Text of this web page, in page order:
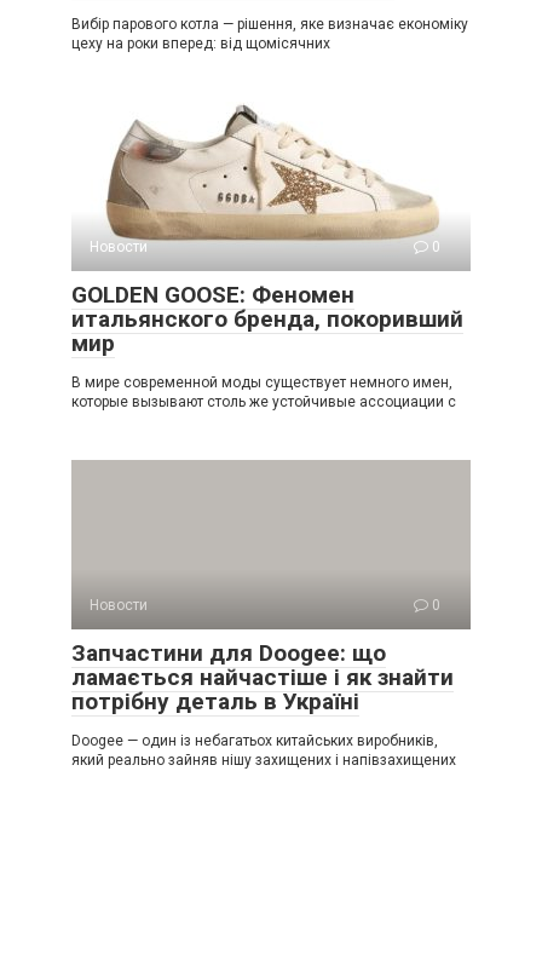
Вибір парового котла — рішення, яке визначає економіку
цеху на роки вперед: від щомісячних
Новости 0
GOLDEN GOOSE: Феномен
итальянского бренда, покоривший
мир
В мире современной моды существует немного имен,
которые вызывают столь же устойчивые ассоциации с
Новости 0
Запчастини для Doogee: що
ламається найчастіше і як знайти
потрібну деталь в Україні
Doogee — один із небагатьох китайських виробників,
який реально зайняв нішу захищених і напівзахищених